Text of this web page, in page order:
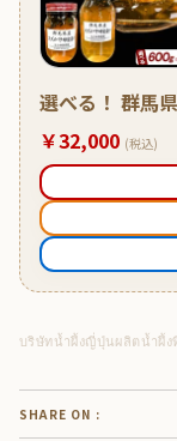
選べる！ 群馬
￥32,000 (税込)
SHARE ON :